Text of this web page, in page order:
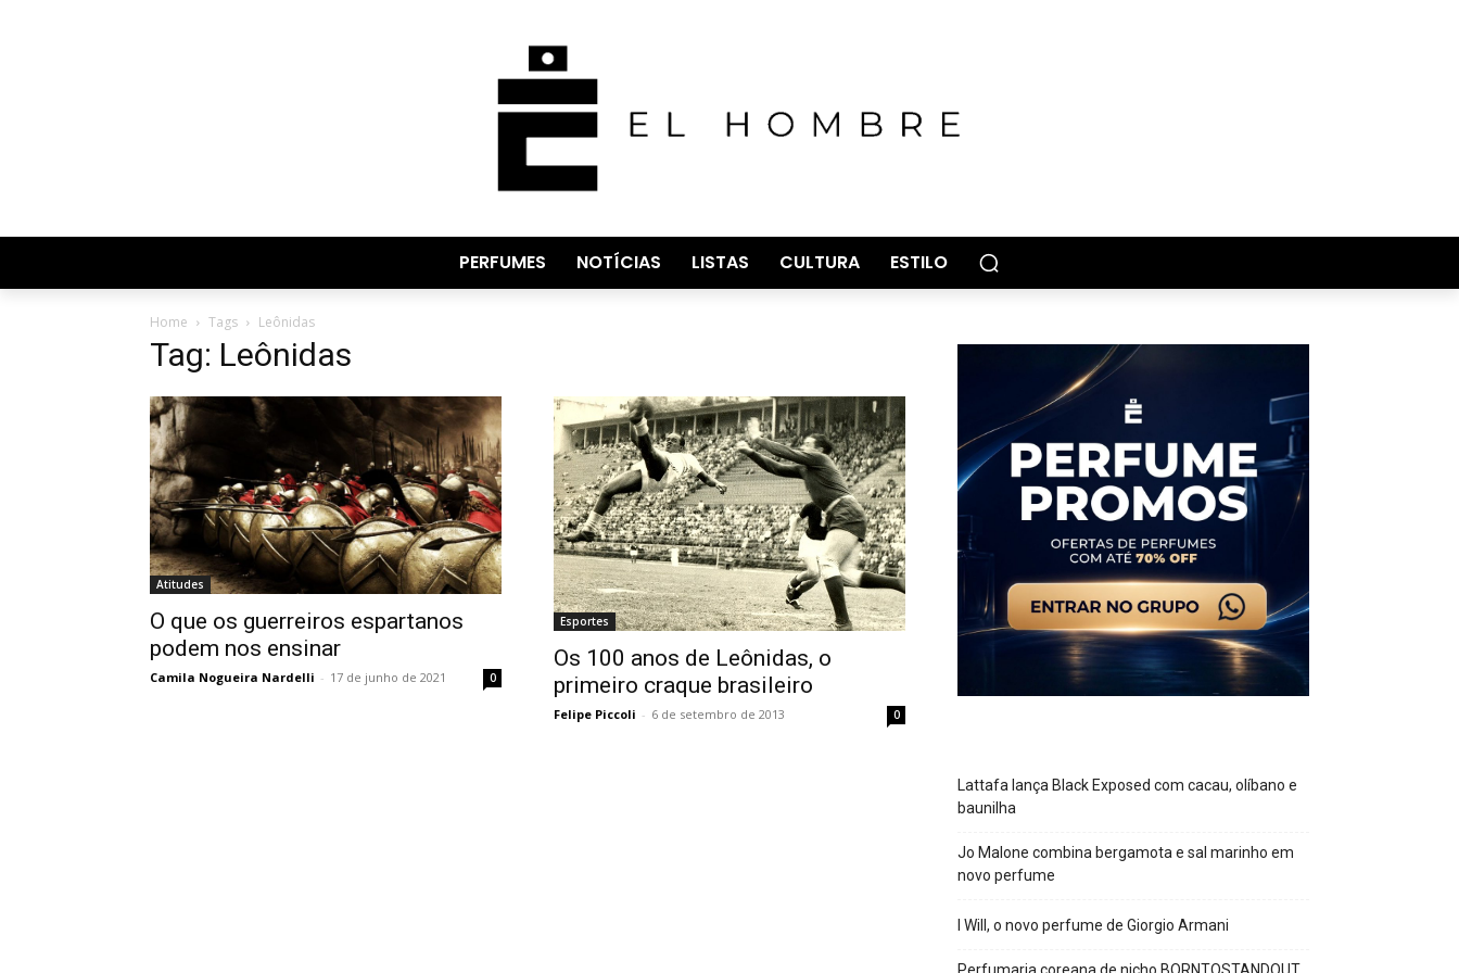
PERFUMES NOTÍCIAS LISTAS CULTURA ESTILO
Home Tags Leônidas
Tag: Leônidas
Atitudes
O que os guerreiros espartanos
podem nos ensinar
Camila Nogueira Nardelli - 17 de junho de 2021 0
Esportes
Os 100 anos de Leônidas, o
primeiro craque brasileiro
Felipe Piccoli - 6 de setembro de 2013 0
Lattafa lança Black Exposed com cacau, olíbano e
baunilha
Jo Malone combina bergamota e sal marinho em
novo perfume
I Will, o novo perfume de Giorgio Armani
Perfumaria coreana de nicho BORNTOSTANDOUT